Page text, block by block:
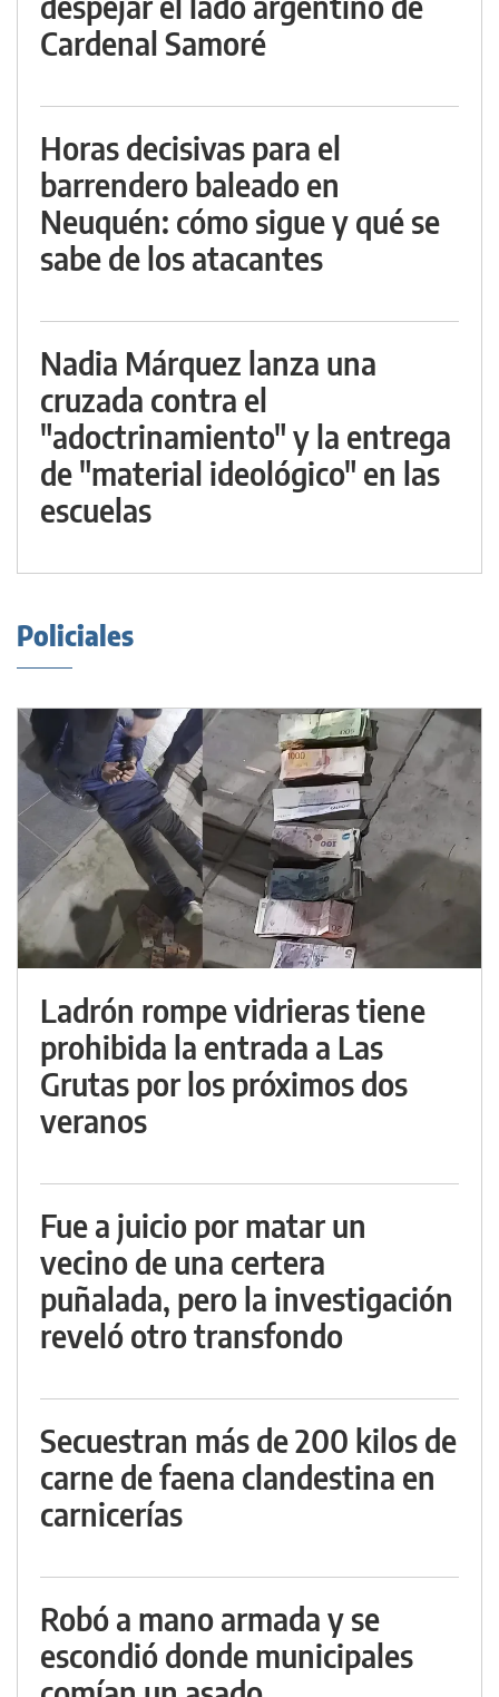
Cardenal Samoré
Horas decisivas para el
barrendero baleado en
Neuquén: cómo sigue y qué se
sabe de los atacantes
Nadia Márquez lanza una
cruzada contra el
"adoctrinamiento" y la entrega
de "material ideológico" en las
escuelas
Policiales
Ladrón rompe vidrieras tiene
prohibida la entrada a Las
Grutas por los próximos dos
veranos
Fue a juicio por matar un
vecino de una certera
puñalada, pero la investigación
reveló otro transfondo
Secuestran más de 200 kilos de
carne de faena clandestina en
carnicerías
Robó a mano armada y se
escondió donde municipales